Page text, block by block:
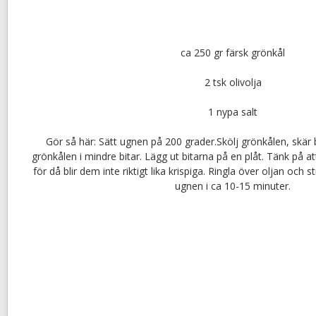
ca 250 gr färsk grönkål
2 tsk olivolja
1 nypa salt
Gör så här: Sätt ugnen på 200 grader.Skölj grönkålen,
grönkålen i mindre bitar. Lägg ut bitarna på en plåt. Tänk på
för då blir dem inte riktigt lika krispiga. Ringla över oljan och
ugnen i ca 10-15 minuter.